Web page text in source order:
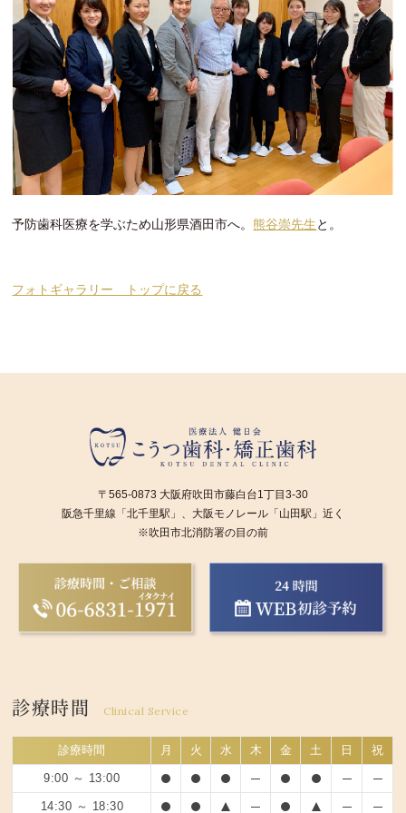
予防歯科医療を学ぶため山形県酒田市へ。熊谷崇先生と。
フォトギャラリー トップに戻る
〒565-0873 大阪府吹田市藤白台1丁目3-30
阪急千里線「北千里駅」、大阪モノレール「山田駅」近く
※吹田市北消防署の目の前
診療時間 Clinical Service
診療時間 月 火 水 木 金 土 日 祝
9:00 ～ 13:00
14:30 ～ 18:30